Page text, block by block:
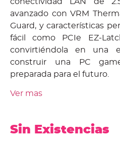
avanzado con VRM
Guard, y características
fácil como PCIe EZ-
convirtiéndola en una
construir una PC
preparada para el futuro.
Ver mas
Sin Existencias